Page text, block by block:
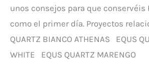
unos consejos para que conservéis
como el primer día. Proyectos
QUARTZ BIANCO ATHENAS EQUS
WHITE EQUS QUARTZ MARENGO